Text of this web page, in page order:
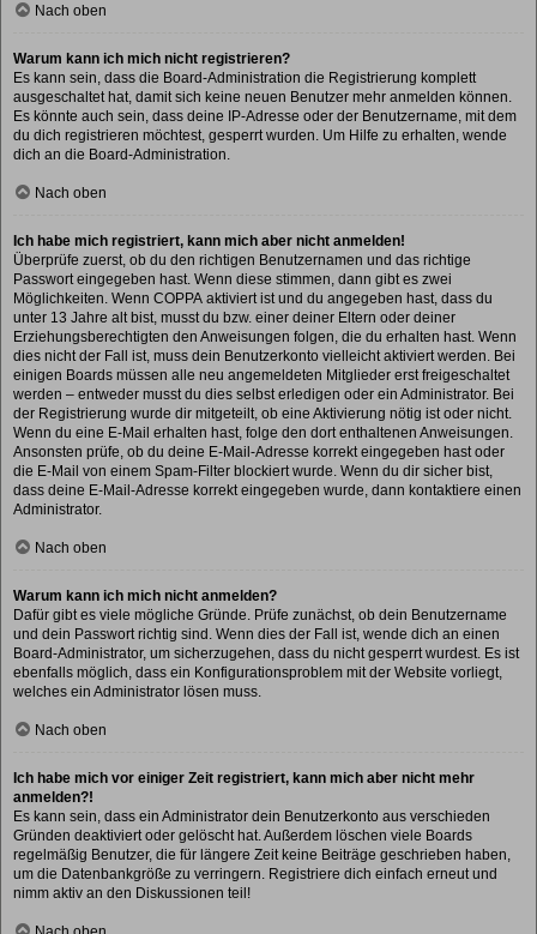
Nach oben
Warum kann ich mich nicht registrieren?
Es kann sein, dass die Board-Administration die Registrierung komplett
ausgeschaltet hat, damit sich keine neuen Benutzer mehr anmelden können.
Es könnte auch sein, dass deine IP-Adresse oder der Benutzername, mit dem
du dich registrieren möchtest, gesperrt wurden. Um Hilfe zu erhalten, wende
dich an die Board-Administration.
Nach oben
Ich habe mich registriert, kann mich aber nicht anmelden!
Überprüfe zuerst, ob du den richtigen Benutzernamen und das richtige
Passwort eingegeben hast. Wenn diese stimmen, dann gibt es zwei
Möglichkeiten. Wenn COPPA aktiviert ist und du angegeben hast, dass du
unter 13 Jahre alt bist, musst du bzw. einer deiner Eltern oder deiner
Erziehungsberechtigten den Anweisungen folgen, die du erhalten hast. Wenn
dies nicht der Fall ist, muss dein Benutzerkonto vielleicht aktiviert werden. Bei
einigen Boards müssen alle neu angemeldeten Mitglieder erst freigeschaltet
werden – entweder musst du dies selbst erledigen oder ein Administrator. Bei
der Registrierung wurde dir mitgeteilt, ob eine Aktivierung nötig ist oder nicht.
Wenn du eine E-Mail erhalten hast, folge den dort enthaltenen Anweisungen.
Ansonsten prüfe, ob du deine E-Mail-Adresse korrekt eingegeben hast oder
die E-Mail von einem Spam-Filter blockiert wurde. Wenn du dir sicher bist,
dass deine E-Mail-Adresse korrekt eingegeben wurde, dann kontaktiere einen
Administrator.
Nach oben
Warum kann ich mich nicht anmelden?
Dafür gibt es viele mögliche Gründe. Prüfe zunächst, ob dein Benutzername
und dein Passwort richtig sind. Wenn dies der Fall ist, wende dich an einen
Board-Administrator, um sicherzugehen, dass du nicht gesperrt wurdest. Es ist
ebenfalls möglich, dass ein Konfigurationsproblem mit der Website vorliegt,
welches ein Administrator lösen muss.
Nach oben
Ich habe mich vor einiger Zeit registriert, kann mich aber nicht mehr
anmelden?!
Es kann sein, dass ein Administrator dein Benutzerkonto aus verschieden
Gründen deaktiviert oder gelöscht hat. Außerdem löschen viele Boards
regelmäßig Benutzer, die für längere Zeit keine Beiträge geschrieben haben,
um die Datenbankgröße zu verringern. Registriere dich einfach erneut und
nimm aktiv an den Diskussionen teil!